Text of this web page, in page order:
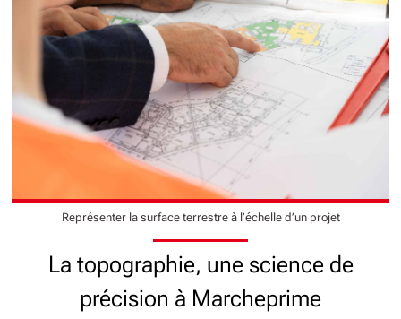
Représenter la surface terrestre à l’échelle d’un projet
La topographie, une science de
précision à Marcheprime